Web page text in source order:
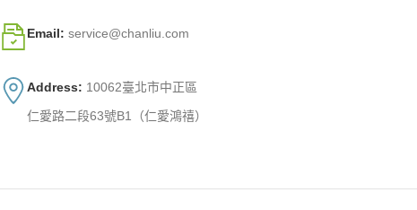
Email: service@chanliu.com
Address: 10062臺北市中正區
仁愛路二段63號B1（仁愛鴻禧）